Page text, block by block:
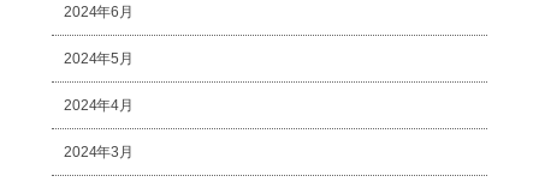
2024年6月
2024年5月
2024年4月
2024年3月